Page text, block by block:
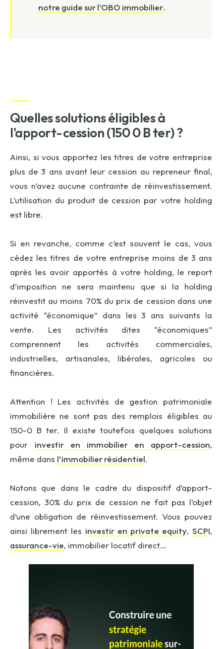
notre guide sur l’OBO immobilier.
Quelles solutions éligibles à
l'apport-cession (150 0 B ter) ?
Ainsi, si vous apportez les titres de votre entreprise
plus de 3 ans avant leur cession au repreneur final,
vous n’avez aucune contrainte de réinvestissement.
L’utilisation du produit de cession par votre holding
est libre.
Si en revanche, comme c’est souvent le cas, vous
cédez les titres de votre entreprise moins de 3 ans
après les avoir apportés à votre holding, le report
d’imposition ne sera maintenu que si la holding
réinvestit au moins 70% du prix de cession dans une
activité “économique” dans les 3 ans suivants la
vente. Les activités dites “économiques”
comprennent les activités commerciales,
industrielles, artisanales, libérales, agricoles ou
financières.
Attention ! Les activités de gestion patrimoniale
immobilière ne sont pas des remplois éligibles au
150-0 B ter. Il existe toutefois quelques solutions
pour investir en immobilier en apport-cession,
même dans l’immobilier résidentiel.
Notons que dans le cadre du dispositif d’apport-
cession, 30% du prix de cession ne fait pas l’objet
d’une obligation de réinvestissement. Vous pouvez
ainsi librement les investir en private equity, SCPI,
assurance-vie, immobilier locatif direct…